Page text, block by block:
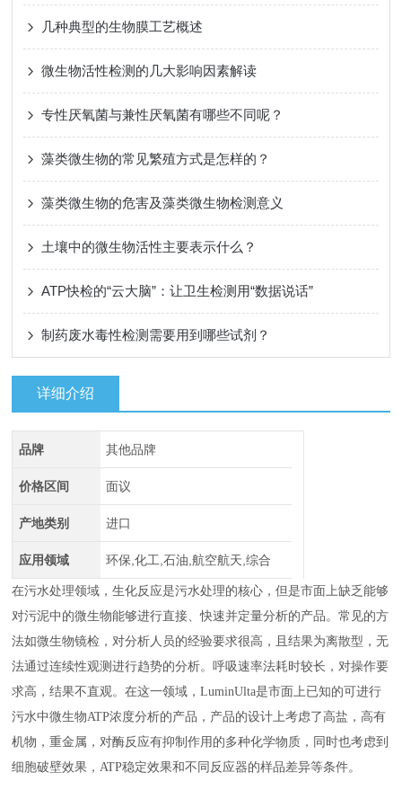
几种典型的生物膜工艺概述
微生物活性检测的几大影响因素解读
专性厌氧菌与兼性厌氧菌有哪些不同呢？
藻类微生物的常见繁殖方式是怎样的？
藻类微生物的危害及藻类微生物检测意义
土壤中的微生物活性主要表示什么？
ATP快检的“云大脑”：让卫生检测用“数据说话”
制药废水毒性检测需要用到哪些试剂？
详细介绍
品牌 其他品牌
价格区间 面议
产地类别 进口
应用领域 环保,化工,石油,航空航天,综合
在污水处理领域，生化反应是污水处理的核心，但是市面上缺乏能够
对污泥中的微生物能够进行直接、快速并定量分析的产品。常见的方
法如微生物镜检，对分析人员的经验要求很高，且结果为离散型，无
法通过连续性观测进行趋势的分析。呼吸速率法耗时较长，对操作要
求高，结果不直观。在这一领域，LuminUlta是市面上已知的可进行
污水中微生物ATP浓度分析的产品，产品的设计上考虑了高盐，高有
机物，重金属，对酶反应有抑制作用的多种化学物质，同时也考虑到
细胞破壁效果，ATP稳定效果和不同反应器的样品差异等条件。